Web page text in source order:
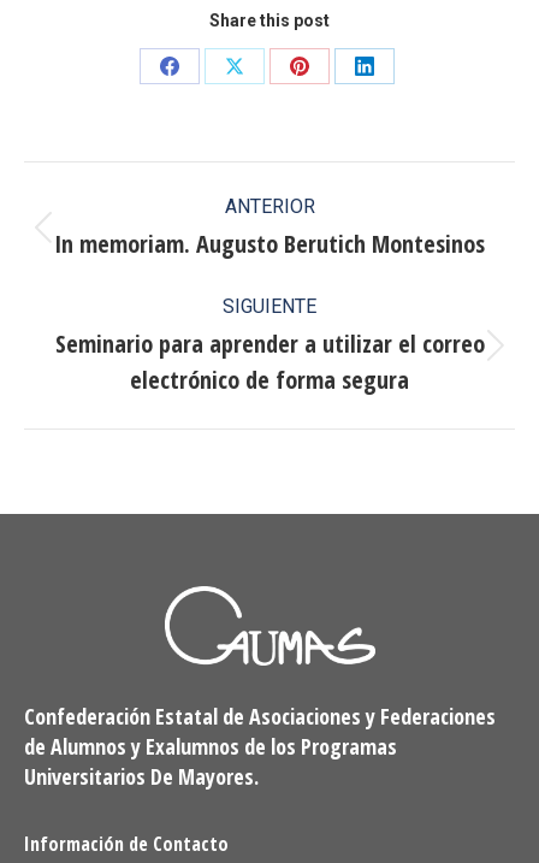
Share this post
Share
Share
Share
Share
entre
publicaciones
ANTERIOR
Publicación
In memoriam. Augusto Berutich Montesinos
SIGUIENTE
Publicación
siguiente:
Seminario para aprender a utilizar el correo
electrónico de forma segura
Confederación Estatal de Asociaciones y Federaciones
de Alumnos y Exalumnos de los Programas
Universitarios De Mayores.
Información de Contacto